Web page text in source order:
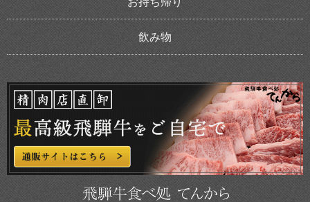
飲み物